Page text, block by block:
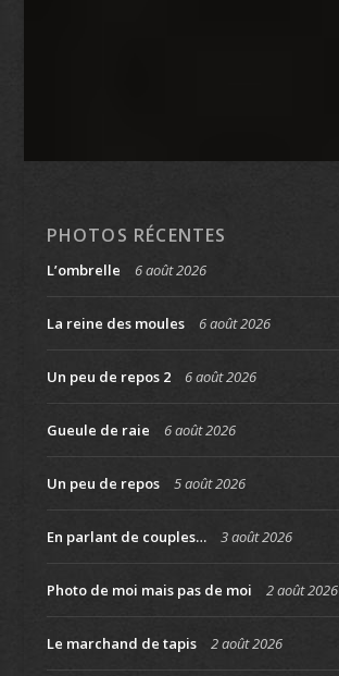
PHOTOS RÉCENTES
L’ombrelle 6 août 2026
La reine des moules 6 août 2026
Un peu de repos 2 6 août 2026
Gueule de raie 6 août 2026
Un peu de repos 5 août 2026
En parlant de couples… 3 août 2026
Photo de moi mais pas de moi 2 août 2026
Le marchand de tapis 2 août 2026